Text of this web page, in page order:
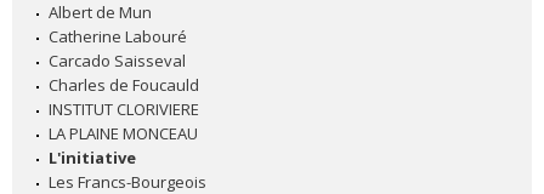
Albert de Mun
Catherine Labouré
Carcado Saisseval
Charles de Foucauld
INSTITUT CLORIVIERE
LA PLAINE MONCEAU
L'initiative
Les Francs-Bourgeois